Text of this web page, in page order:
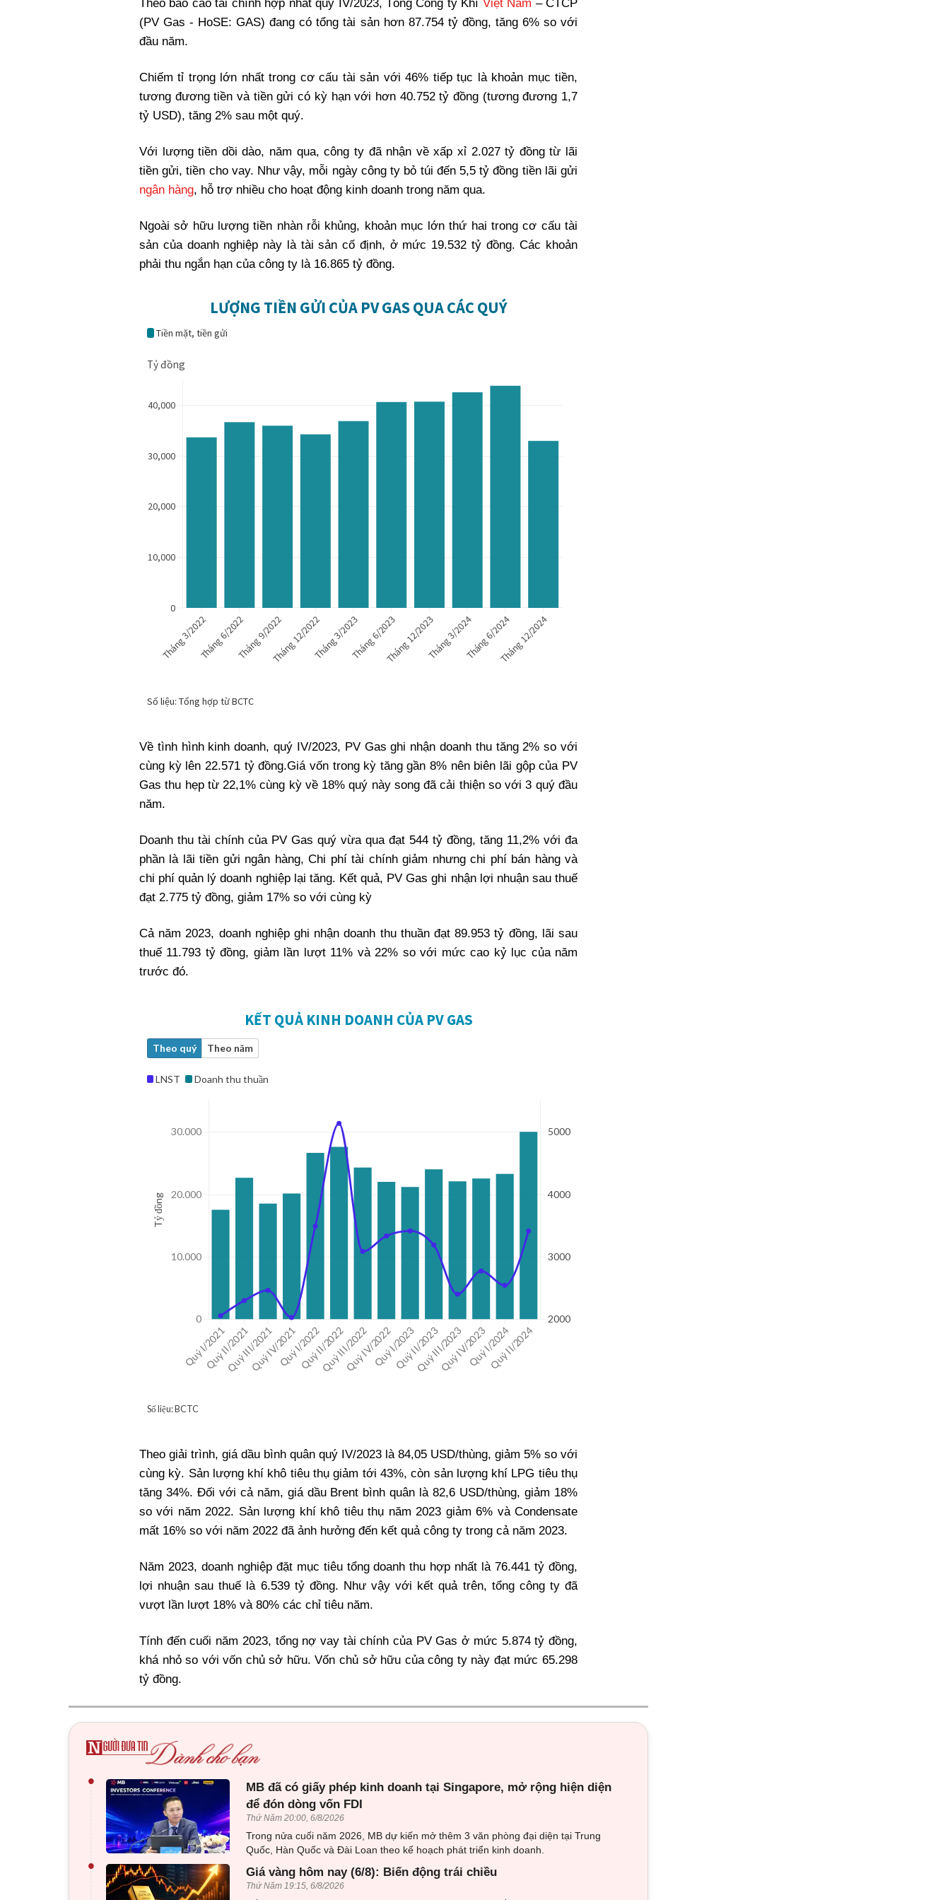
Xi nhan Trái Phải
Bạn đọc viết
Theo báo cáo tài chính hợp nhất quý IV/2023, Tổng Công ty Khí Việt Nam – CTCP
(PV Gas - HoSE: GAS) đang có tổng tài sản hơn 87.754 tỷ đồng, tăng 6% so với
đầu năm.
Chiếm tỉ trọng lớn nhất trong cơ cấu tài sản với 46% tiếp tục là khoản mục tiền,
tương đương tiền và tiền gửi có kỳ hạn với hơn 40.752 tỷ đồng (tương đương 1,7
tỷ USD), tăng 2% sau một quý.
Với lượng tiền dồi dào, năm qua, công ty đã nhận về xấp xỉ 2.027 tỷ đồng từ lãi
tiền gửi, tiền cho vay. Như vậy, mỗi ngày công ty bỏ túi đến 5,5 tỷ đồng tiền lãi gửi
ngân hàng, hỗ trợ nhiều cho hoạt động kinh doanh trong năm qua.
Ngoài sở hữu lượng tiền nhàn rỗi khủng, khoản mục lớn thứ hai trong cơ cấu tài
sản của doanh nghiệp này là tài sản cố định, ở mức 19.532 tỷ đồng. Các khoản
phải thu ngắn hạn của công ty là 16.865 tỷ đồng.
Về tình hình kinh doanh, quý IV/2023, PV Gas ghi nhận doanh thu tăng 2% so với
cùng kỳ lên 22.571 tỷ đồng.Giá vốn trong kỳ tăng gần 8% nên biên lãi gộp của PV
Gas thu hẹp từ 22,1% cùng kỳ về 18% quý này song đã cải thiện so với 3 quý đầu
năm.
Doanh thu tài chính của PV Gas quý vừa qua đạt 544 tỷ đồng, tăng 11,2% với đa
phần là lãi tiền gửi ngân hàng, Chi phí tài chính giảm nhưng chi phí bán hàng và
chi phí quản lý doanh nghiệp lại tăng. Kết quả, PV Gas ghi nhận lợi nhuận sau thuế
đạt 2.775 tỷ đồng, giảm 17% so với cùng kỳ
Cả năm 2023, doanh nghiệp ghi nhận doanh thu thuần đạt 89.953 tỷ đồng, lãi sau
thuế 11.793 tỷ đồng, giảm lần lượt 11% và 22% so với mức cao kỷ lục của năm
trước đó.
Theo giải trình, giá dầu bình quân quý IV/2023 là 84,05 USD/thùng, giảm 5% so với
cùng kỳ. Sản lượng khí khô tiêu thụ giảm tới 43%, còn sản lượng khí LPG tiêu thụ
tăng 34%. Đối với cả năm, giá dầu Brent bình quân là 82,6 USD/thùng, giảm 18%
so với năm 2022. Sản lượng khí khô tiêu thụ năm 2023 giảm 6% và Condensate
mất 16% so với năm 2022 đã ảnh hưởng đến kết quả công ty trong cả năm 2023.
Năm 2023, doanh nghiệp đặt mục tiêu tổng doanh thu hợp nhất là 76.441 tỷ đồng,
lợi nhuận sau thuế là 6.539 tỷ đồng. Như vậy với kết quả trên, tổng công ty đã
vượt lần lượt 18% và 80% các chỉ tiêu năm.
Tính đến cuối năm 2023, tổng nợ vay tài chính của PV Gas ở mức 5.874 tỷ đồng,
khá nhỏ so với vốn chủ sở hữu. Vốn chủ sở hữu của công ty này đạt mức 65.298
tỷ đồng.
•
MB đã có giấy phép kinh doanh tại Singapore, mở rộng hiện diện
để đón dòng vốn FDI
Thứ Năm 20:00, 6/8/2026
Trong nửa cuối năm 2026, MB dự kiến mở thêm 3 văn phòng đại diện tại Trung
Quốc, Hàn Quốc và Đài Loan theo kế hoạch phát triển kinh doanh.
• Giá vàng hôm nay (6/8): Biến động trái chiều
Thứ Năm 19:15, 6/8/2026